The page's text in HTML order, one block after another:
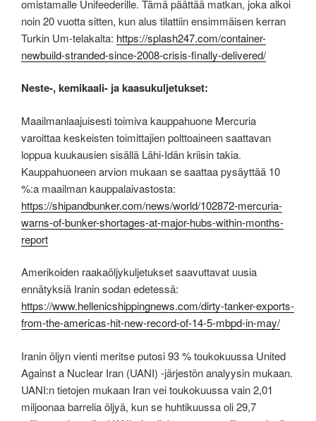
omistamalle Unifeederille. Tämä päättää matkan, joka alkoi
noin 20 vuotta sitten, kun alus tilattiin ensimmäisen kerran
Turkin Um-telakalta: https://splash247.com/container-
newbuild-stranded-since-2008-crisis-finally-delivered/
Neste-, kemikaali- ja kaasukuljetukset:
Maailmanlaajuisesti toimiva kauppahuone Mercuria
varoittaa keskeisten toimittajien polttoaineen saattavan
loppua kuukausien sisällä Lähi-Idän kriisin takia.
Kauppahuoneen arvion mukaan se saattaa pysäyttää 10
%:a maailman kauppalaivastosta:
https://shipandbunker.com/news/world/102872-mercuria-
warns-of-bunker-shortages-at-major-hubs-within-months-
report
Amerikoiden raakaöljykuljetukset saavuttavat uusia
ennätyksiä Iranin sodan edetessä:
https://www.hellenicshippingnews.com/dirty-tanker-exports-
from-the-americas-hit-new-record-of-14-5-mbpd-in-may/
Iranin öljyn vienti meritse putosi 93 % toukokuussa United
Against a Nuclear Iran (UANI) -järjestön analyysin mukaan.
UANI:n tietojen mukaan Iran vei toukokuussa vain 2,01
miljoonaa barrelia öljyä, kun se huhtikuussa oli 29,7